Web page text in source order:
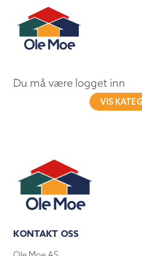
Du må være logget inn
VIS
KONTAKT OSS